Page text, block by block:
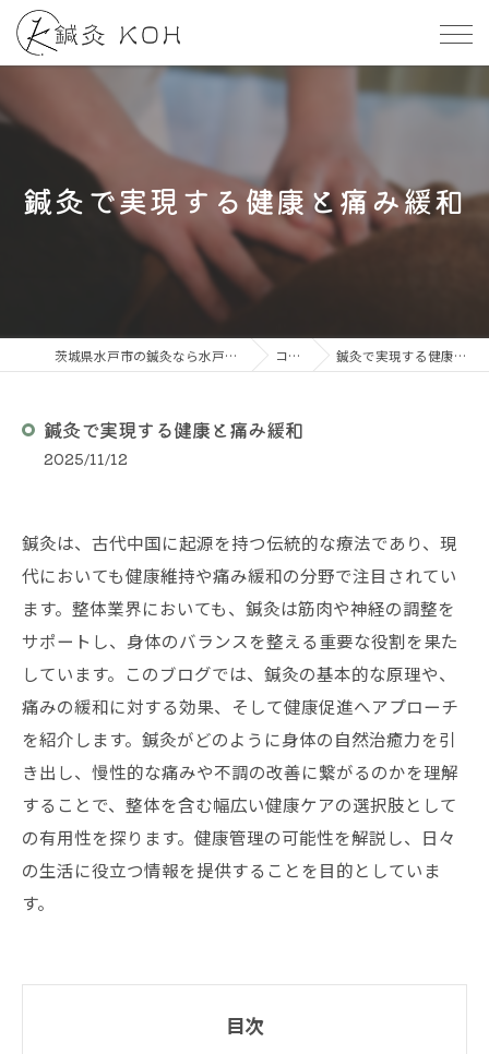
鍼灸で実現する健康と痛み緩和
茨城県水戸市の鍼灸なら水戸整体・鍼灸KOH コラム 鍼灸で実現する健康と痛み緩和
鍼灸で実現する健康と痛み緩和
2025/11/12
鍼灸は、古代中国に起源を持つ伝統的な療法であり、現
代においても健康維持や痛み緩和の分野で注目されてい
ます。整体業界においても、鍼灸は筋肉や神経の調整を
サポートし、身体のバランスを整える重要な役割を果た
しています。このブログでは、鍼灸の基本的な原理や、
痛みの緩和に対する効果、そして健康促進へアプローチ
を紹介します。鍼灸がどのように身体の自然治癒力を引
き出し、慢性的な痛みや不調の改善に繋がるのかを理解
することで、整体を含む幅広い健康ケアの選択肢として
の有用性を探ります。健康管理の可能性を解説し、日々
の生活に役立つ情報を提供することを目的としていま
す。
目次